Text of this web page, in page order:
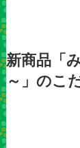
新商品「
～」のこ